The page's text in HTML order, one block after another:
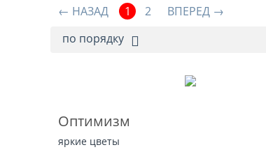
НАЗАД
1 2
ВПЕРЕД
по порядку
Оптимизм
яркие цветы